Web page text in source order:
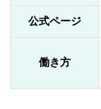
公式ページ
働き方